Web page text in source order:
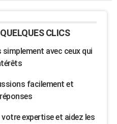
CLICS
avec ceux qui
facilement et
expertise et aidez les